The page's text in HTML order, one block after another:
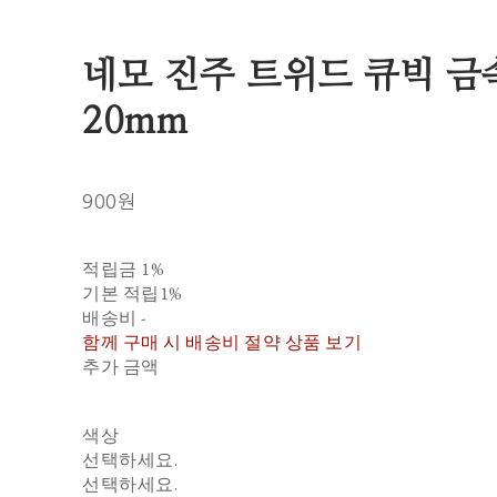
네모 진주 트위드 큐빅 금
20mm
900원
적립금 1%
기본 적립 1%
배송비-
함께 구매 시 배송비 절약 상품 보기
추가 금액
색상
선택하세요.
선택하세요.